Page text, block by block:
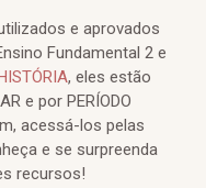
e aprovados
Fundamental 2 e
, eles estão
e por PERÍODO
acessá-los pelas
e se surpreenda
recursos!